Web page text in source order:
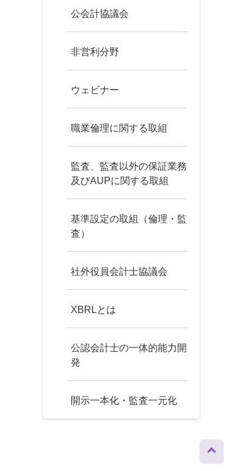
公会計協議会
非営利分野
ウェビナー
職業倫理に関する取組
監査、監査以外の保証業務
及びAUPに関する取組
基準設定の取組（倫理・監
査）
社外役員会計士協議会
XBRLとは
公認会計士の一体的能力開
発
開示一本化・監査一元化
ップへ